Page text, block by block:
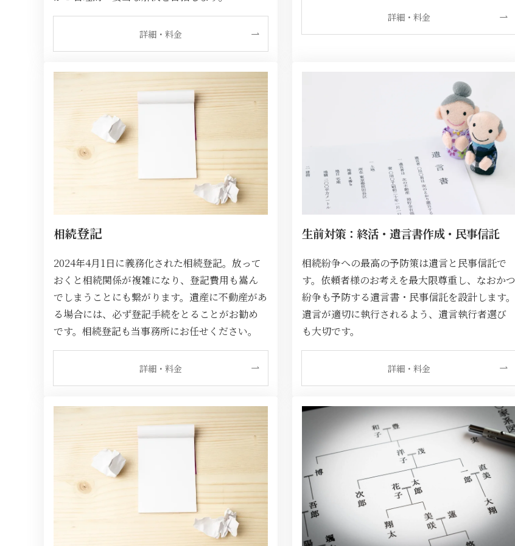
詳細・料金
詳細・料金
相続登記
2024年4月1日に義務化された相続登記。放って
おくと相続関係が複雑になり、登記費用も嵩ん
でしまうことにも繋がります。遺産に不動産があ
る場合には、必ず登記手続をとることがお勧め
です。相続登記も当事務所にお任せください。
詳細・料金
生前対策：終活・遺言書作成・民事信託
相続紛争への最高の予防策は遺言と民事信託で
す。依頼者様のお考えを最大限尊重し、なおかつ
紛争も予防する遺言書・民事信託を設計します。
遺言が適切に執行されるよう、遺言執行者選び
も大切です。
詳細・料金